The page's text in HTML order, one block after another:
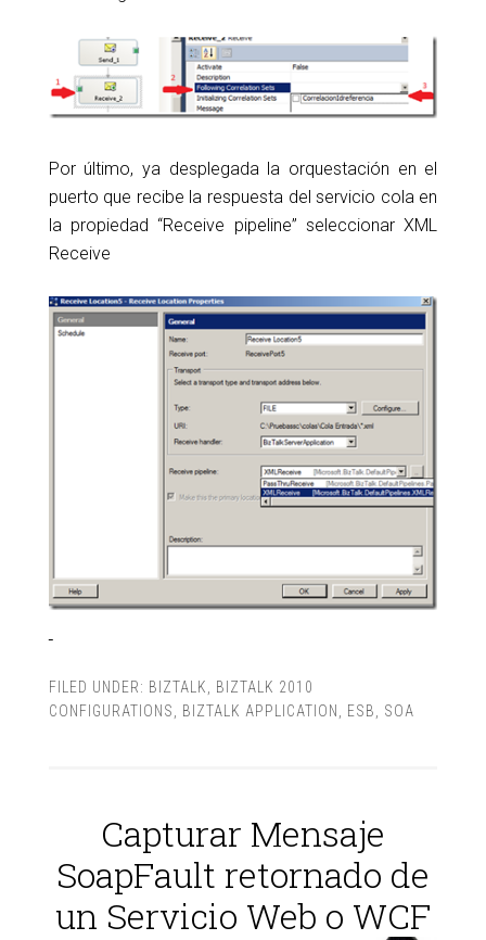
Por último, ya desplegada la orquestación en el
puerto que recibe la respuesta del servicio cola en
la propiedad “Receive pipeline” seleccionar XML
Receive
FILED UNDER: BIZTALK
BIZTALK 2010
CONFIGURATIONS
BIZTALK APPLICATION ESB SOA
Capturar Mensaje
SoapFault retornado de
un Servicio Web o WCF